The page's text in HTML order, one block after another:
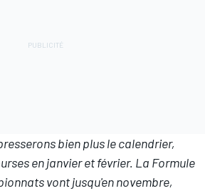
bien plus le calendrier,
en janvier et février. La Formule
vont jusqu'en novembre,